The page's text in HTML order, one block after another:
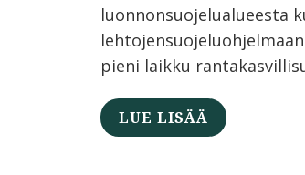
luonnonsuojelualueesta
pieni laikku
LUE LISÄÄ